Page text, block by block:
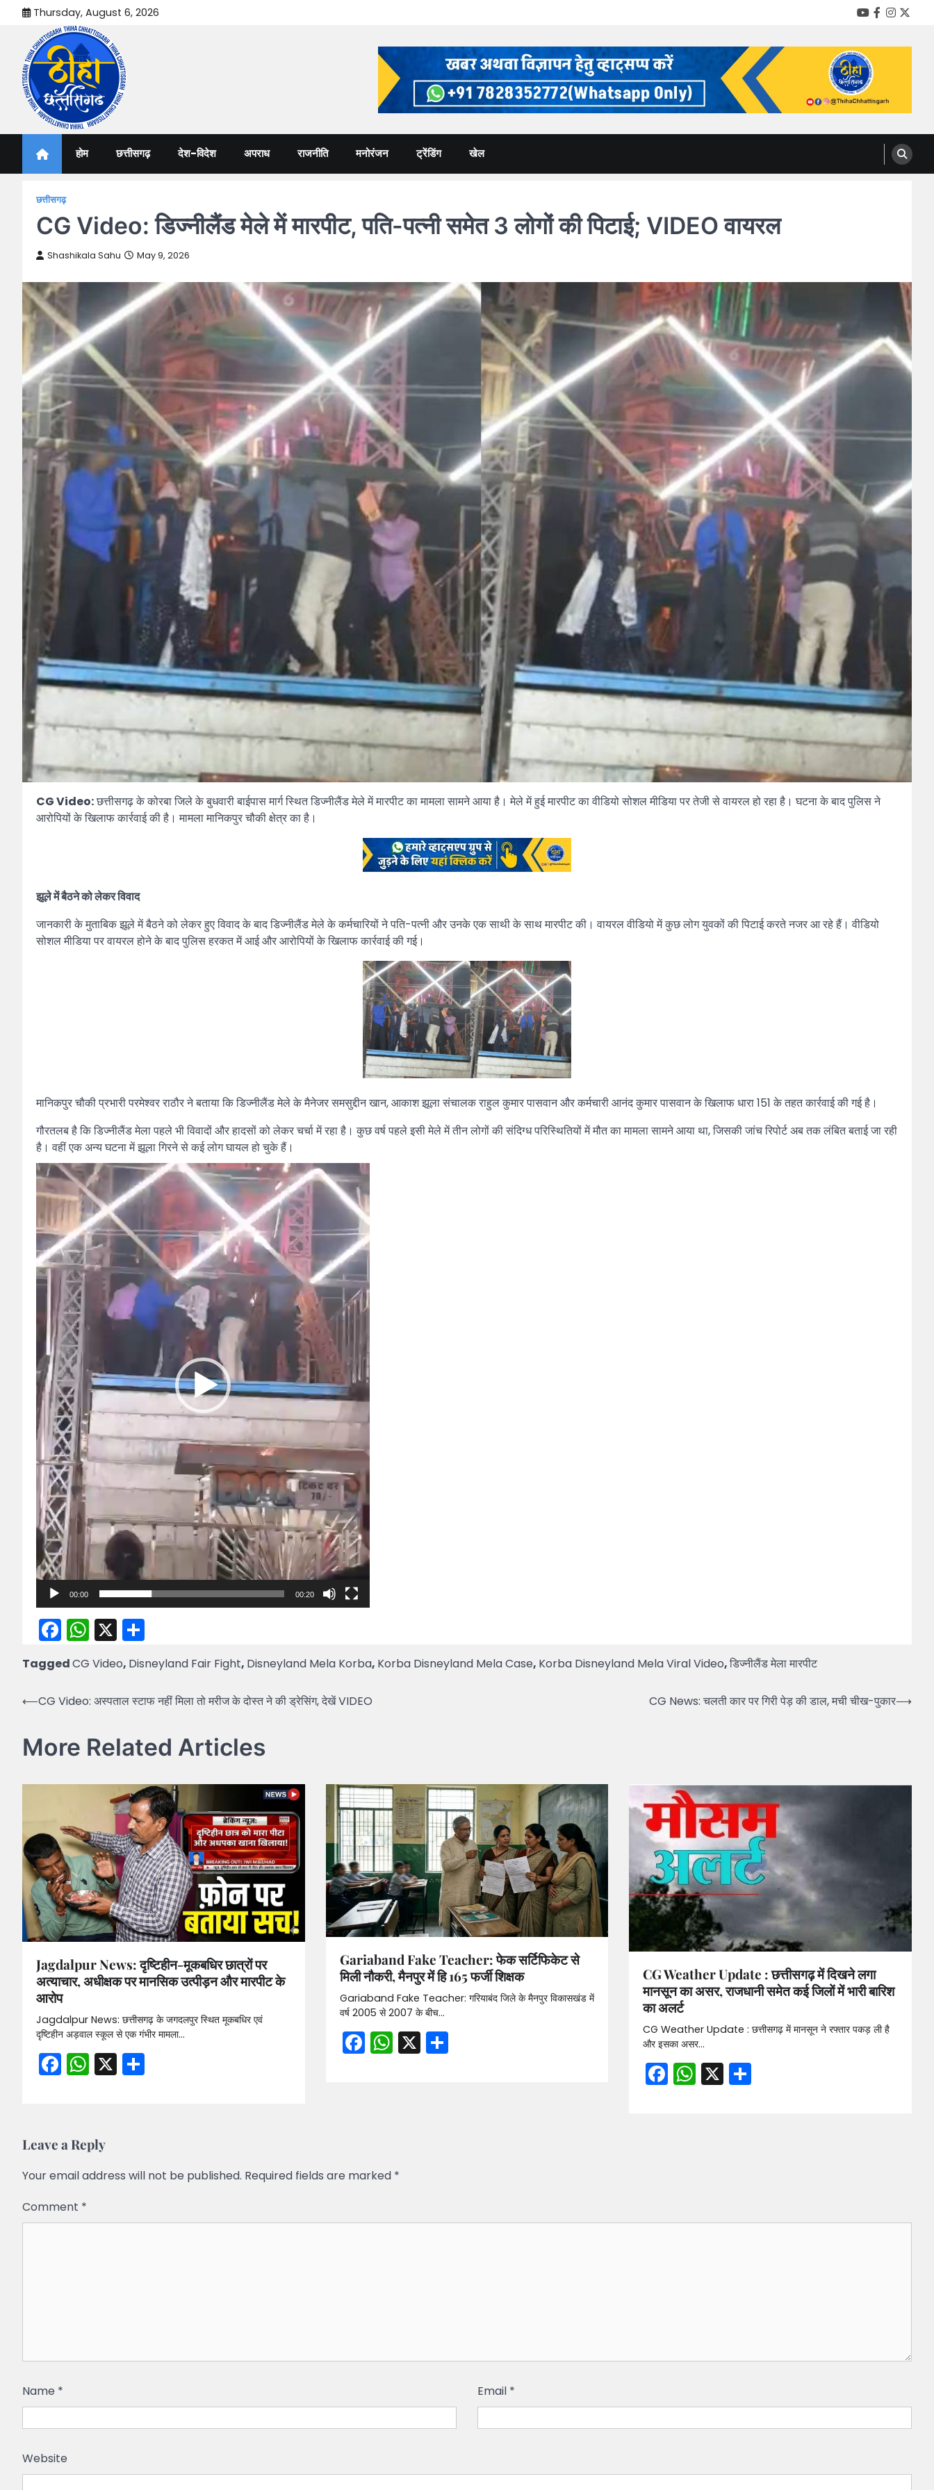
content
Thursday, August 6, 2026 YouTube
Facebook
Thiha Chhattisgarh
होम छत्तीसगढ़ देश-विदेश अपराध राजनीति मनोरंजन ट्रेंडिंग खेल
छत्तीसगढ़
CG Video: डिज्नीलैंड मेले में मारपीट, पति-पत्नी समेत 3 लोगों की पिटाई; VIDEO वायरल
Shashikala Sahu May 9, 2026
CG Video:छत्तीसगढ़ के कोरबा जिले के बुधवारी बाईपास मार्ग स्थित डिज्नीलैंड मेले में मारपीट का मामला सामने आया है। मेले में हुई मारपीट का वीडियो सोशल मीडिया पर तेजी से वायरल हो रहा है। घटना के बाद पुलिस ने
आरोपियों के खिलाफ कार्रवाई की है। मामला मानिकपुर चौकी क्षेत्र का है।
झूले में बैठने को लेकर विवाद
जानकारी के मुताबिक झूले में बैठने को लेकर हुए विवाद के बाद डिज्नीलैंड मेले के कर्मचारियों ने पति-पत्नी और उनके एक साथी के साथ मारपीट की। वायरल वीडियो में कुछ लोग युवकों की पिटाई करते नजर आ रहे हैं। वीडियो
सोशल मीडिया पर वायरल होने के बाद पुलिस हरकत में आई और आरोपियों के खिलाफ कार्रवाई की गई।
मानिकपुर चौकी प्रभारी परमेश्वर राठौर ने बताया कि डिज्नीलैंड मेले के मैनेजर समसुद्दीन खान, आकाश झूला संचालक राहुल कुमार पासवान और कर्मचारी आनंद कुमार पासवान के खिलाफ धारा 151 के तहत कार्रवाई की गई है।
गौरतलब है कि डिज्नीलैंड मेला पहले भी विवादों और हादसों को लेकर चर्चा में रहा है। कुछ वर्ष पहले इसी मेले में तीन लोगों की संदिग्ध परिस्थितियों में मौत का मामला सामने आया था, जिसकी जांच रिपोर्ट अब तक लंबित बताई जा रही
है। वहीं एक अन्य घटना में झूला गिरने से कई लोग घायल हो चुके हैं।
Video
Player
00:00 00:20
Facebook
WhatsApp
X
TaggedCG Video, Disneyland Fair Fight, Disneyland Mela Korba, Korba Disneyland Mela Case, Korba Disneyland Mela Viral Video,डिज्नीलैंड मेला मारपीट
Post
⟵CG Video: अस्पताल स्टाफ नहीं मिला तो मरीज के दोस्त ने की ड्रेसिंग, देखें VIDEO CG News: चलती कार पर गिरी पेड़ की डाल, मची चीख-पुकार⟶
More Related Articles
Jagdalpur News: दृष्टिहीन-मूकबधिर छात्रों पर
अत्याचार, अधीक्षक पर मानसिक उत्पीड़न और मारपीट के
आरोप
Jagdalpur News: छत्तीसगढ़ के जगदलपुर स्थित मूकबधिर एवं
दृष्टिहीन अड़वाल स्कूल से एक गंभीर मामला…
Facebook
WhatsApp
X
Gariaband Fake Teacher: फेक सर्टिफिकेट से
मिली नौकरी, मैनपुर में हि 165 फर्जी शिक्षक
Gariaband Fake Teacher: गरियाबंद जिले के मैनपुर विकासखंड में
वर्ष 2005 से 2007 के बीच…
Facebook
WhatsApp
X Share
CG Weather Update : छत्तीसगढ़ में दिखने लगा
मानसून का असर, राजधानी समेत कई जिलों में भारी बारिश
का अलर्ट
CG Weather Update : छत्तीसगढ़ में मानसून ने रफ्तार पकड़ ली है
और इसका असर…
Facebook
WhatsApp
X
Leave a Reply
Your email address will not be published. Required fields are marked *
Comment *
Name * Email *
Website